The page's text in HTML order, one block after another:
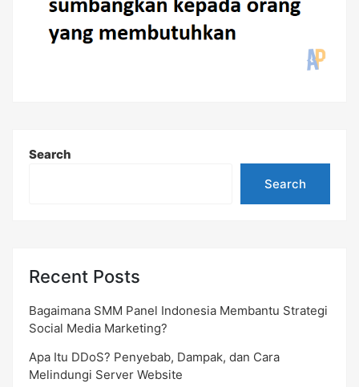
Search
Search
Recent Posts
Bagaimana SMM Panel Indonesia Membantu Strategi
Social Media Marketing?
Apa Itu DDoS? Penyebab, Dampak, dan Cara
Melindungi Server Website